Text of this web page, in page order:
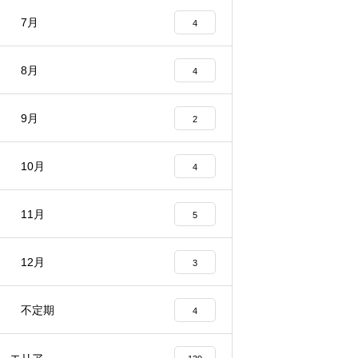
7月 4
8月 4
9月 2
10月 4
11月 5
12月 3
不定期 4